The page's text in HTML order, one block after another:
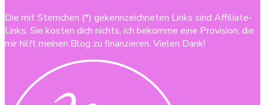
Die mit Sternchen (*) gekennzeichneten Links sind Affiliate-
Links. Sie kosten dich nichts, ich bekomme eine Provision, die
mir hilft meinen Blog zu finanzieren. Vielen Dank!